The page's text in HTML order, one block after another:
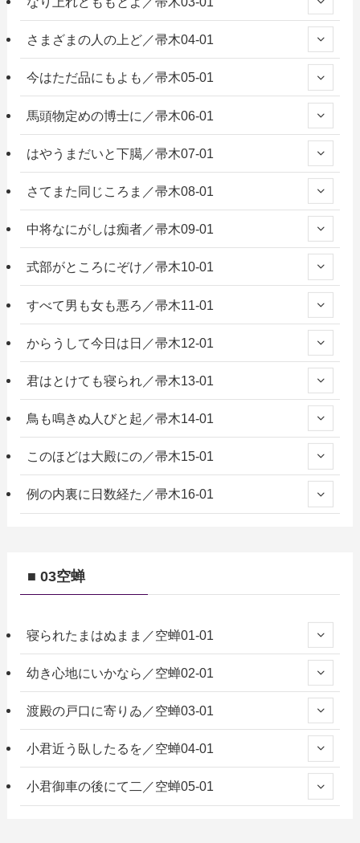
さまざまの人の上ど／帚木04-01
今はただ品にもよも／帚木05-01
馬頭物定めの博士に／帚木06-01
はやうまだいと下臈／帚木07-01
さてまた同じころま／帚木08-01
中将なにがしは痴者／帚木09-01
式部がところにぞけ／帚木10-01
すべて男も女も悪ろ／帚木11-01
からうして今日は日／帚木12-01
君はとけても寝られ／帚木13-01
鳥も鳴きぬ人びと起／帚木14-01
このほどは大殿にの／帚木15-01
例の内裏に日数経た／帚木16-01
■ 03空蝉
寝られたまはぬまま／空蝉01-01
幼き心地にいかなら／空蝉02-01
渡殿の戸口に寄りゐ／空蝉03-01
小君近う臥したるを／空蝉04-01
小君御車の後にて二／空蝉05-01